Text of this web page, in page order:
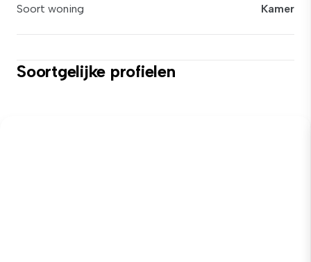
Soort woning
Kamer
Soortgelijke profielen